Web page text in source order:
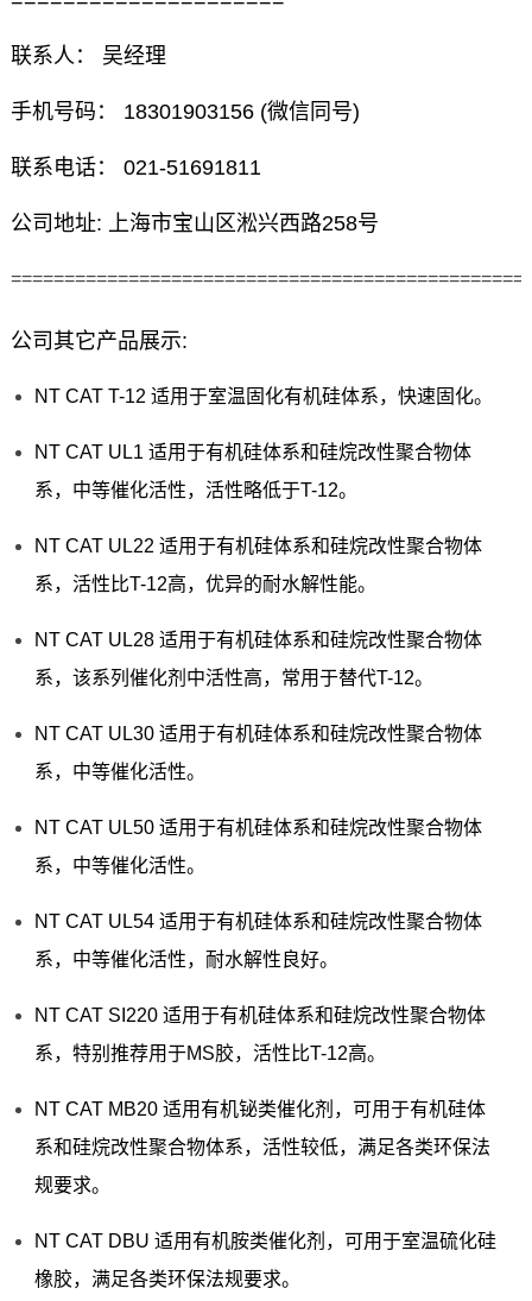
联系人： 吴经理
手机号码： 18301903156 (微信同号)
联系电话： 021-51691811
公司地址: 上海市宝山区淞兴西路258号
公司其它产品展示:
NT CAT T-12 适用于室温固化有机硅体系，快速固化。
NT CAT UL1 适用于有机硅体系和硅烷改性聚合物体
系，中等催化活性，活性略低于T-12。
NT CAT UL22 适用于有机硅体系和硅烷改性聚合物体
系，活性比T-12高，优异的耐水解性能。
NT CAT UL28 适用于有机硅体系和硅烷改性聚合物体
系，该系列催化剂中活性高，常用于替代T-12。
NT CAT UL30 适用于有机硅体系和硅烷改性聚合物体
系，中等催化活性。
NT CAT UL50 适用于有机硅体系和硅烷改性聚合物体
系，中等催化活性。
NT CAT UL54 适用于有机硅体系和硅烷改性聚合物体
系，中等催化活性，耐水解性良好。
NT CAT SI220 适用于有机硅体系和硅烷改性聚合物体
系，特别推荐用于MS胶，活性比T-12高。
NT CAT MB20 适用有机铋类催化剂，可用于有机硅体
系和硅烷改性聚合物体系，活性较低，满足各类环保法
规要求。
NT CAT DBU 适用有机胺类催化剂，可用于室温硫化硅
橡胶，满足各类环保法规要求。